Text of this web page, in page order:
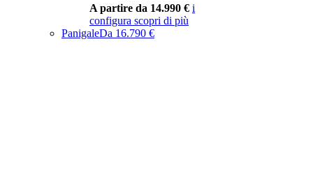
A partire da 14.990 € i
configura scopri di più
PanigaleDa 16.790 €